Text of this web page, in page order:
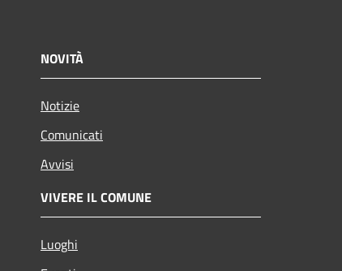
NOVITÀ
Notizie
Comunicati
Avvisi
VIVERE IL COMUNE
Luoghi